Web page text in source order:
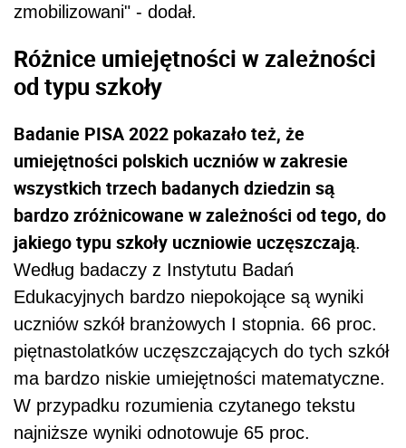
zmobilizowani" - dodał.
Różnice umiejętności w zależności
od typu szkoły
Badanie PISA 2022 pokazało też, że
umiejętności polskich uczniów w zakresie
wszystkich trzech badanych dziedzin są
bardzo zróżnicowane w zależności od tego, do
jakiego typu szkoły uczniowie uczęszczają.
Według badaczy z Instytutu Badań
Edukacyjnych bardzo niepokojące są wyniki
uczniów szkół branżowych I stopnia. 66 proc.
piętnastolatków uczęszczających do tych szkół
ma bardzo niskie umiejętności matematyczne.
W przypadku rozumienia czytanego tekstu
najniższe wyniki odnotowuje 65 proc.